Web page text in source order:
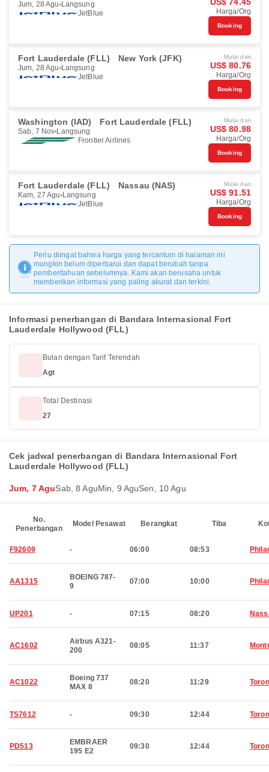
Jum, 28 Agu Langsung
JetBlue
Harga/Org
Booking
Fort Lauderdale (FLL) New York (JFK)
Jum, 28 Agu Langsung
JetBlue
Mulai dari
US$ 80.76
Harga/Org
Booking
Washington (IAD) Fort Lauderdale (FLL)
Sab, 7 Nov Langsung
Frontier Airlines
Mulai dari
US$ 80.98
Harga/Org
Booking
Fort Lauderdale (FLL) Nassau (NAS)
Kam, 27 Agu Langsung
JetBlue
Mulai dari
US$ 91.51
Harga/Org
Booking
Perlu diingat bahwa harga yang tercantum di halaman ini
mungkin belum diperbarui dan dapat berubah tanpa
pemberitahuan sebelumnya. Kami akan berusaha untuk
memberikan informasi yang paling akurat dan terkini.
Informasi penerbangan di Bandara Internasional Fort
Lauderdale Hollywood (FLL)
Bulan dengan Tarif Terendah
Agt
Total Destinasi
27
Cek jadwal penerbangan di Bandara Internasional Fort
Lauderdale Hollywood (FLL)
Jum, 7 AguSab, 8 AguMin, 9 AguSen, 10 Agu
No.
Penerbangan
Model Pesawat Berangkat Tiba
F92609 - 06:00 08:53
AA1315
BOEING 787-
9
07:00 10:00
UP201 - 07:15 08:20
AC1602
Airbus A321-
200
08:05 11:37
AC1022
Boeing 737
MAX 8
08:20 11:29
TS7612 - 09:30 12:44
PD513
EMBRAER
195 E2
09:30 12:44